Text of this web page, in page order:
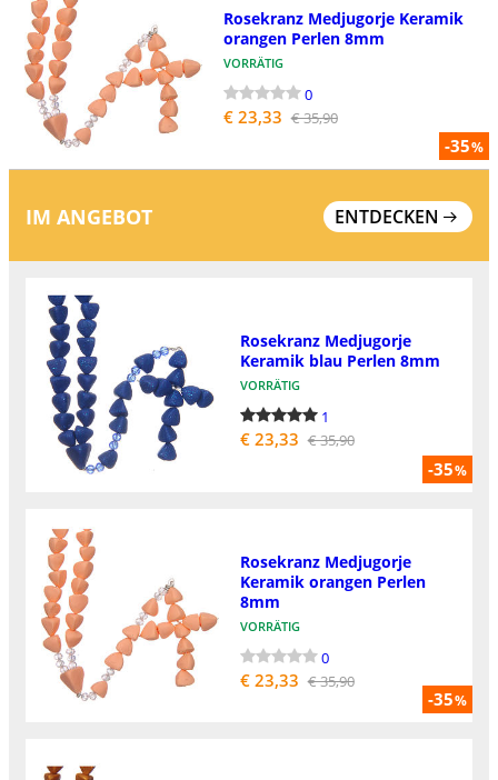
-35%
Rosekranz Medjugorje Keramik
orangen Perlen 8mm
VORRÄTIG
0
€ 23,33 € 35,90
IM ANGEBOT ENTDECKEN
-35%
Rosekranz Medjugorje
Keramik blau Perlen 8mm
VORRÄTIG
1
€ 23,33 € 35,90
-35%
Rosekranz Medjugorje
Keramik orangen Perlen
8mm
VORRÄTIG
0
€ 23,33 € 35,90